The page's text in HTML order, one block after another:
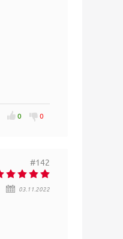
0 0
#142
03.11.2022